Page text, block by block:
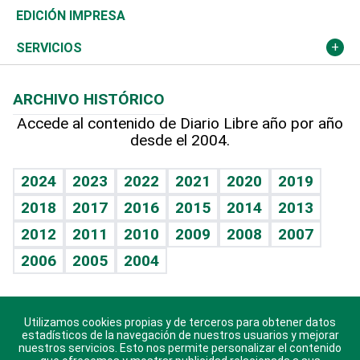
Caribe
Resto del mundo
Global y variable
Economía personal
Novedades
Podcast Arte Libre
Hablando con el pediatra
Vida y familia
Eñe
Celebrando la vida
Sin complejos
En pocas palabras
Escuchando al corazón
Olimpismo
Más deportes
Línea de hit
TBT Deportivo
Noticiero Poteleche
Columnistas
Martes de tecnología
Cambio climático
Deportes
Opinión
Hecho en casa
Guía del dinero
EDICIÓN IMPRESA
SERVICIOS
Cumpleaños
Horóscopos
Crucigramas
ARCHIVO HISTÓRICO
Accede al contenido de Diario Libre año por año
desde el 2004.
2024 2023 2022 2021 2020
2019
2018
2017 2016 2015 2014
2013
2012
2011 2010 2009 2008
2007
2006
2005 2004
Descarga nuestras aplicaciones para Android, iOS y
sistema Huawei.
Utilizamos cookies propias y de terceros para obtener datos
estadísticos de la navegación de nuestros usuarios y mejorar
nuestros servicios. Esto nos permite personalizar el contenido